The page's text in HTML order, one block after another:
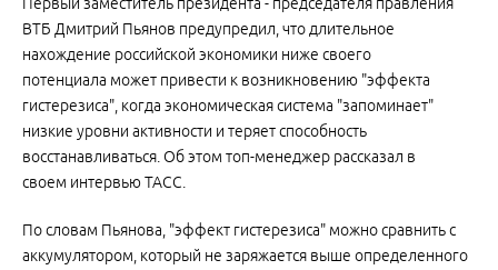
Первый заместитель президента - председателя правления
ВТБ Дмитрий Пьянов предупредил, что длительное
нахождение российской экономики ниже своего
потенциала может привести к возникновению "эффекта
гистерезиса", когда экономическая система "запоминает"
низкие уровни активности и теряет способность
восстанавливаться. Об этом топ-менеджер рассказал в
своем интервью ТАСС.
По словам Пьянова, "эффект гистерезиса" можно сравнить с
аккумулятором, который не заряжается выше определенного